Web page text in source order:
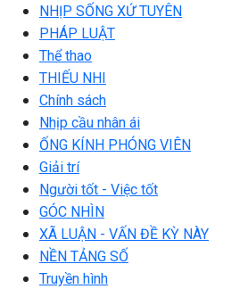
NHỊP SỐNG XỨ TUYÊN
PHÁP LUẬT
Thể thao
THIẾU NHI
Chính sách
Nhịp cầu nhân ái
ỐNG KÍNH PHÓNG VIÊN
Giải trí
Người tốt - Việc tốt
GÓC NHÌN
XÃ LUẬN - VẤN ĐỀ KỲ NÀY
NỀN TẢNG SỐ
Truyền hình